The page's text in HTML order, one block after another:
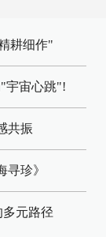
耕细作"
宇宙心跳"!
共振
珍》
元路径